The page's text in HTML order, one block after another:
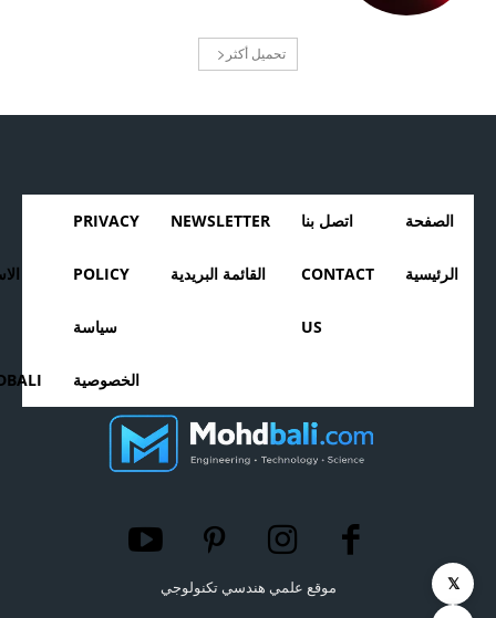
تحميل أكثر
الصفحة
الرئيسية
اتصل بنا
CONTACT
US
NEWSLETTER
القائمة البريدية
PRIVACY
POLICY
سياسة
الخصوصية
موقع علمي هندسي تكنولوجي 𝕏